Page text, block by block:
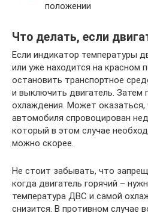
положении
Что делать, если
Если индикатор температуры
или уже находится на красном
остановить транспортное
и выключить двигатель. Затем
охлаждения. Может оказаться,
автомобиля спровоцирован
который в этом случае
можно скорее.
Не стоит забывать, что
когда двигатель горячий –
температура ДВС и самой
снизится. В противном случае